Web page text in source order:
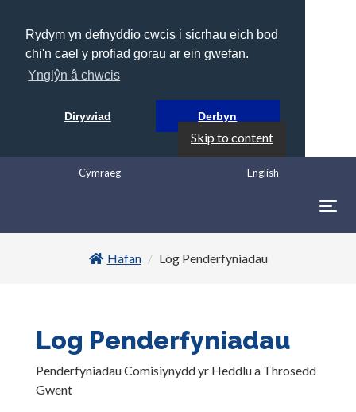
Rydym yn defnyddio cwcis i sicrhau eich bod
chi'n cael y profiad gorau ar ein gwefan.
Ynglŷn â chwcis
Dirywiad Derbyn
Skip to content
English
Cymraeg
Hafan
Log Penderfyniadau
Log Penderfyniadau
Penderfyniadau Comisiynydd yr Heddlu a Throsedd
Gwent